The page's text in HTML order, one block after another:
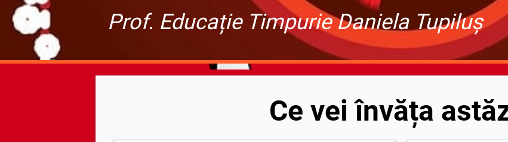
Prof. Educație Timpurie Daniela Tupiluș
Ce vei învăța